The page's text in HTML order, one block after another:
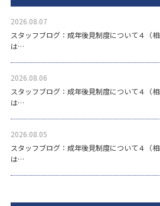
2026.08.07
スタッフブログ：成年後見制度について４（
は…
2026.08.06
スタッフブログ：成年後見制度について４（
は…
2026.08.05
スタッフブログ：成年後見制度について４（
は…